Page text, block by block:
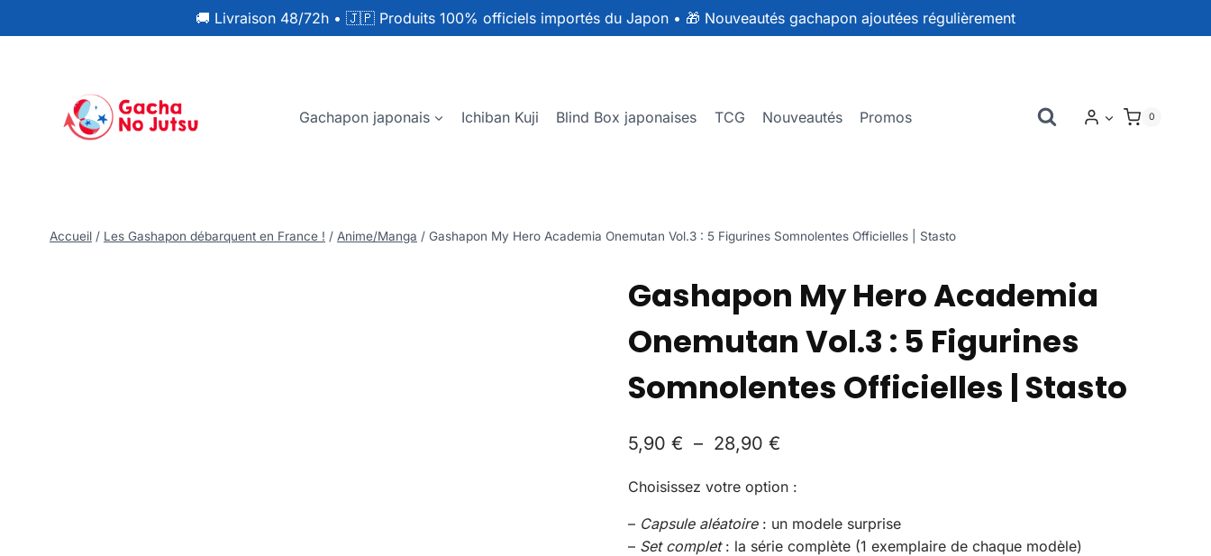
🚚 Livraison 48/72h • 🇯🇵 Produits 100% officiels importés du Japon • 🎁 Nouveautés gachapon ajoutées régulièrement
Gachapon japonais Ichiban Kuji Blind Box japonaises TCG Nouveautés Promos 0
Accueil / Les Gashapon débarquent en France ! / Anime/Manga / Gashapon My Hero Academia Onemutan Vol.3 : 5 Figurines Somnolentes Officielles | Stasto
Gashapon My Hero Academia
Onemutan Vol.3 : 5 Figurines
Somnolentes Officielles | Stasto
5,90 € – 28,90 €
Choisissez votre option :
– Capsule aléatoire: un modele surprise
– Set complet: la série complète (1 exemplaire de chaque modèle)